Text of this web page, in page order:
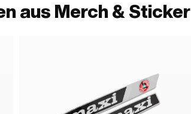
aus Merch & Sticker